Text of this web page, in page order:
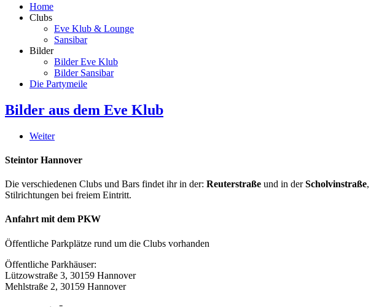
Home
Clubs
Eve Klub & Lounge
Sansibar
Bilder
Bilder Eve Klub
Bilder Sansibar
Die Partymeile
Bilder aus dem Eve Klub
Weiter
Steintor Hannover
Die verschiedenen Clubs und Bars findet ihr in der: Reuterstraße und in derScholvinstraße,
Stilrichtungen bei freiem Eintritt.
Anfahrt mit dem PKW
Öffentliche Parkplätze rund um die Clubs vorhanden
Öffentliche Parkhäuser:
Lützowstraße 3, 30159 Hannover
Mehlstraße 2, 30159 Hannover